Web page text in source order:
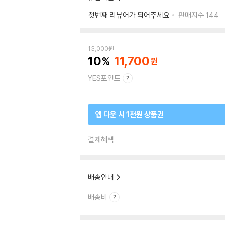
첫번째 리뷰어가 되어주세요
판매지수 144
13,000원
10 11,700
YES포인트
앱 다운 시 1천원 상품권
결제혜택
배송안내
배송비